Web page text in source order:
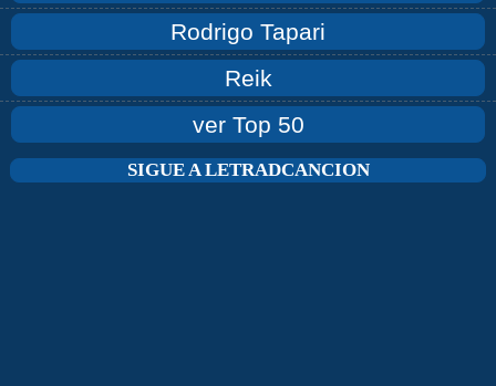
Rodrigo Tapari
Reik
ver Top 50
SIGUE A LETRADCANCION